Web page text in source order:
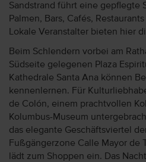
Sandstrand führt eine gepflegte
Palmen, Bars, Cafés,
Lokale Veranstalter bieten hier
Beim Schlendern vorbei am
Südseite gelegenen Plaza
Kathedrale Santa Ana können
kennenlernen. Für
de Colón, einem prachtvollen
Kolumbus-Museum
das elegante Geschäftsviertel
Fußgängerzone Calle Mayor de
lädt zum Shoppen ein. Das